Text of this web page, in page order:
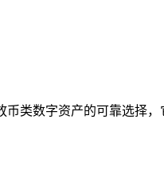
类数字资产的可靠选择